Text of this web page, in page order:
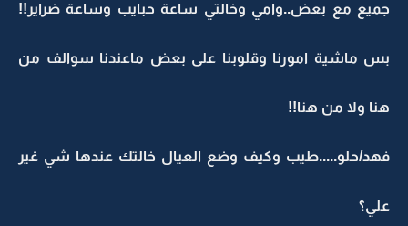
جميع مع بعض..وامي وخالتي ساعة حبايب وساعة ضراير!!
بس ماشية امورنا وقلوبنا على بعض ماعندنا سوالف من
هنا ولا من هنا!!
فهد/حلو.....طيب وكيف وضع العيال خالتك عندها شي غير
علي؟